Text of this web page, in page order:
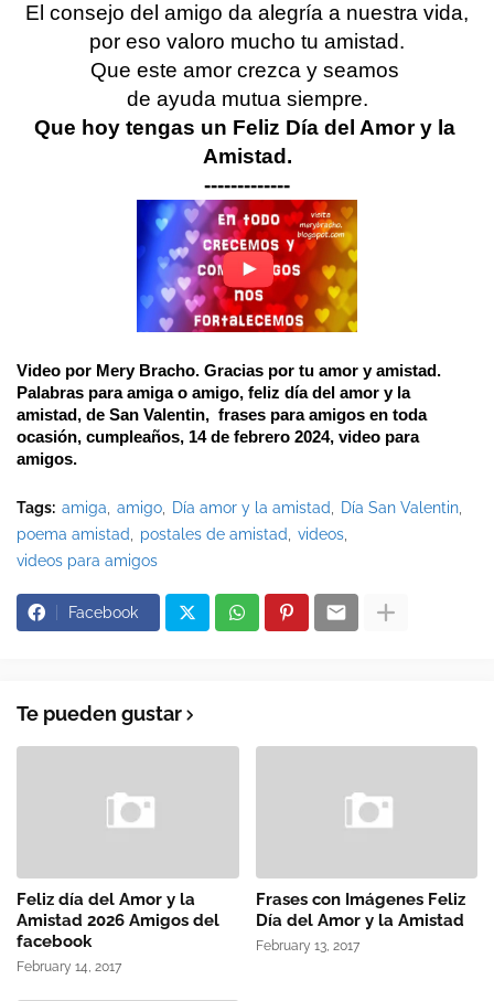
El consejo del amigo da alegría a nuestra vida,
por eso valoro mucho tu amistad.
Que este amor crezca y seamos
de ayuda mutua siempre.
Que hoy tengas un Feliz Día del Amor y la
Amistad.
-------------
Video por Mery Bracho. Gracias por tu amor y amistad.
Palabras para amiga o amigo, feliz día del amor y la
amistad, de San Valentin,  frases para amigos en toda
ocasión, cumpleaños, 14 de febrero 2024, video para
amigos.
Tags: amiga amigo Día amor y la amistad
Día San Valentin
poema amistad
postales de amistad
videos
videos para amigos
Facebook
Te pueden gustar
Feliz día del Amor y la
Amistad 2026 Amigos del
facebook
February 14, 2017
Frases con Imágenes Feliz
Día del Amor y la Amistad
February 13, 2017